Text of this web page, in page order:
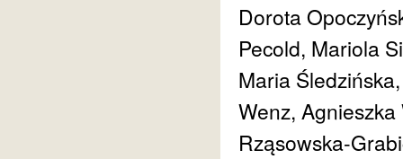
Dorota
Pecold, Mariola
Maria
Wenz,
Rząsowska-